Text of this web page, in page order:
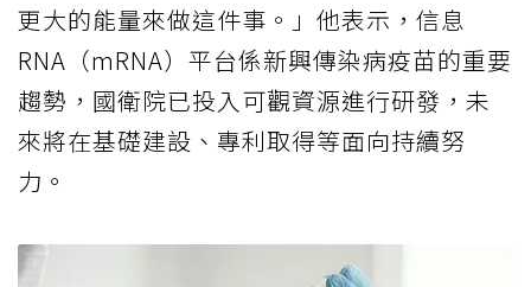
更大的能量來做這件事。」他表示，信息
RNA（mRNA）平台係新興傳染病疫苗的重要
趨勢，國衛院已投入可觀資源進行研發，未
來將在基礎建設、專利取得等面向持續努
力。